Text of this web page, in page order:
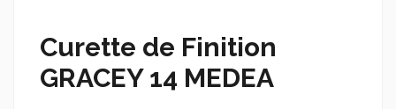
Curette de Finition
GRACEY 14 MEDEA